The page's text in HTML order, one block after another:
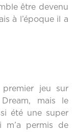
être devenu
à l’époque il a
jeu sur
mais le
été une super
m’a permis de